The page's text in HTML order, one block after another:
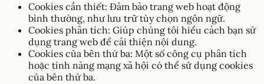
Cookies cần thiết: Đảm bảo trang web hoạt động
bình thường, như lưu trữ tùy chọn ngôn ngữ.
Cookies phân tích: Giúp chúng tôi hiểu cách bạn sử
dụng trang web để cải thiện nội dung.
Cookies của bên thứ ba: Một số công cụ phân tích
hoặc tính năng mạng xã hội có thể sử dụng cookies
của bên thứ ba.